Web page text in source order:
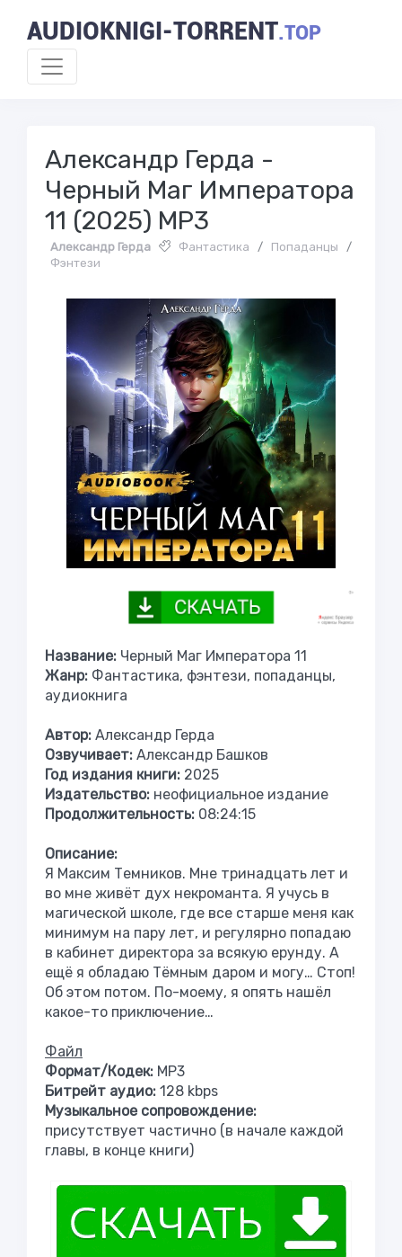
AUDIOKNIGI-TORRENT.TOP
Александр Герда -
Черный Маг Императора
11 (2025) МР3
Александр Герда Фантастика / Попаданцы
/
Фэнтези
Название: Черный Маг Императора 11
Жанр: Фантастика, фэнтези, попаданцы,
аудиокнига
Автор: Александр Герда
Озвучивает: Александр Башков
Год издания книги: 2025
Издательство: неофициальное издание
Продолжительность: 08:24:15
Описание:
Я Максим Темников. Мне тринадцать лет и
во мне живёт дух некроманта. Я учусь в
магической школе, где все старше меня как
минимум на пару лет, и регулярно попадаю
в кабинет директора за всякую ерунду. А
ещё я обладаю Тёмным даром и могу… Стоп!
Об этом потом. По-моему, я опять нашёл
какое-то приключение…
Файл
Формат/Кодек: МР3
Битрейт аудио: 128 kbps
Музыкальное сопровождение:
присутствует частично (в начале каждой
главы, в конце книги)